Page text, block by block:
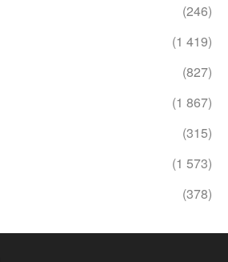
(246)
(1 419)
(827)
(1 867)
(315)
(1 573)
(378)